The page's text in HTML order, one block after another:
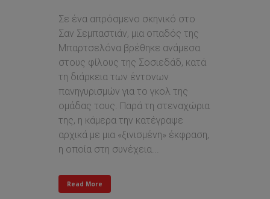
Σε ένα απρόσμενο σκηνικό στο
Σαν Σεμπαστιάν, μια οπαδός της
Μπαρτσελόνα βρέθηκε ανάμεσα
στους φίλους της Σοσιεδάδ, κατά
τη διάρκεια των έντονων
πανηγυρισμών για το γκολ της
ομάδας τους. Παρά τη στεναχώρια
της, η κάμερα την κατέγραψε
αρχικά με μια «ξινισμένη» έκφραση,
η οποία στη συνέχεια...
Read More